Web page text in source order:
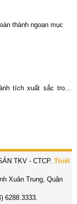
thành ngoạn mục
tích xuất sắc trong
TKV - CTCP. Thiết
Xuân Trung, Quận
6288.3333.